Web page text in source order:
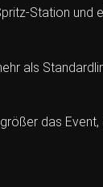
Station und
als
das